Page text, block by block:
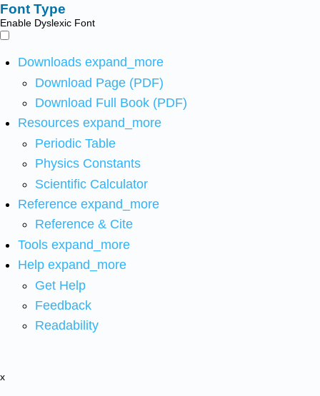
Font Type
Enable Dyslexic Font
Downloads expand_more
Download Page (PDF)
Download Full Book (PDF)
Resources expand_more
Periodic Table
Physics Constants
Scientific Calculator
Reference expand_more
Reference & Cite
Tools expand_more
Help expand_more
Get Help
Feedback
Readability
x